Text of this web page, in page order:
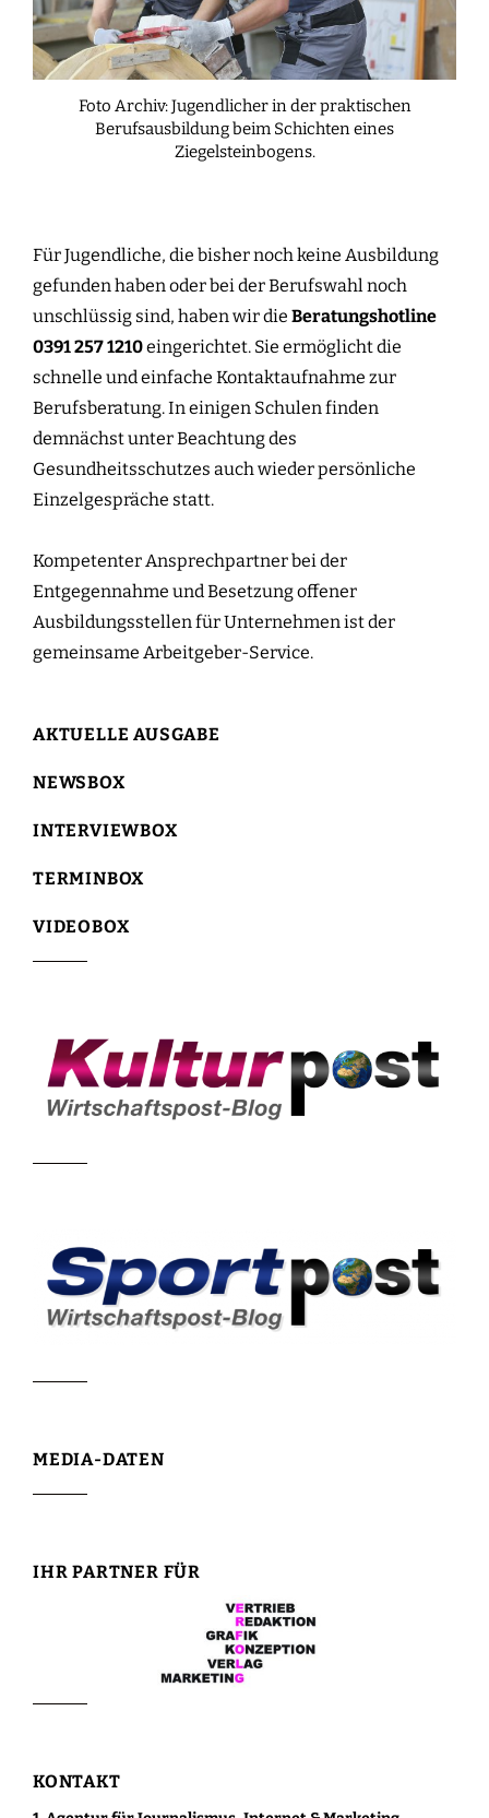
Foto Archiv: Jugendlicher in der praktischen
Berufsausbildung beim Schichten eines
Ziegelsteinbogens.
Für Jugendliche, die bisher noch keine Ausbildung
gefunden haben oder bei der Berufswahl noch
unschlüssig sind, haben wir die Beratungshotline
0391 257 1210eingerichtet. Sie ermöglicht die
schnelle und einfache Kontaktaufnahme zur
Berufsberatung. In einigen Schulen finden
demnächst unter Beachtung des
Gesundheitsschutzes auch wieder persönliche
Einzelgespräche statt.
Kompetenter Ansprechpartner bei der
Entgegennahme und Besetzung offener
Ausbildungsstellen für Unternehmen ist der
gemeinsame Arbeitgeber-Service.
AKTUELLE AUSGABE
NEWSBOX
INTERVIEWBOX
TERMINBOX
VIDEOBOX
MEDIA-DATEN
IHR PARTNER FÜR
KONTAKT